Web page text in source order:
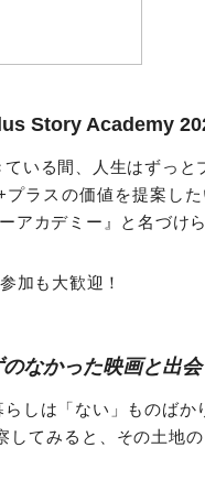
Story Academy
いる間、人生はずっと
ラスの価値を提案した
アカデミー』と名づけら
加も大歓迎！
なかった映画と出会
しは「ない」ものばか
てみると、その土地